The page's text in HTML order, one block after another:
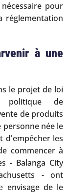
pour
réglementation
à une
le projet de loi
politique de
de produits
née le
d'empêcher les
commencer à
- Balanga City
- ont
envisage de le